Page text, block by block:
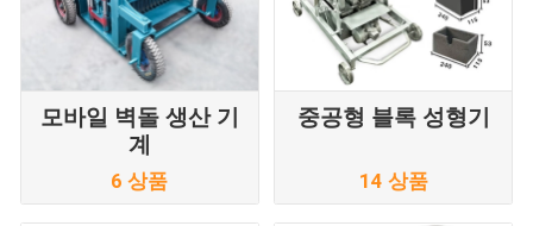
모바일 벽돌 생산 기
계
6 상품
중공형 블록 성형기
14 상품